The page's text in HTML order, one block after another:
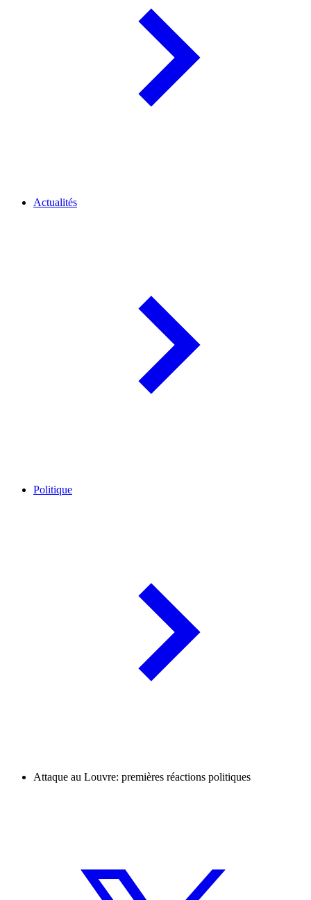
Actualités
Politique
Attaque au Louvre: premières réactions politiques